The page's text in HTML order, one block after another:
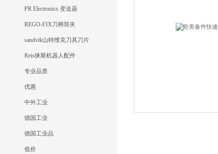
PR Electronics 变送器
REGO-FIX刀柄筒夹
sandvik山特维克刀具刀片
Reis徕斯机器人配件
专业品质
优惠
中外工业
德国工业
德国工业品
低价